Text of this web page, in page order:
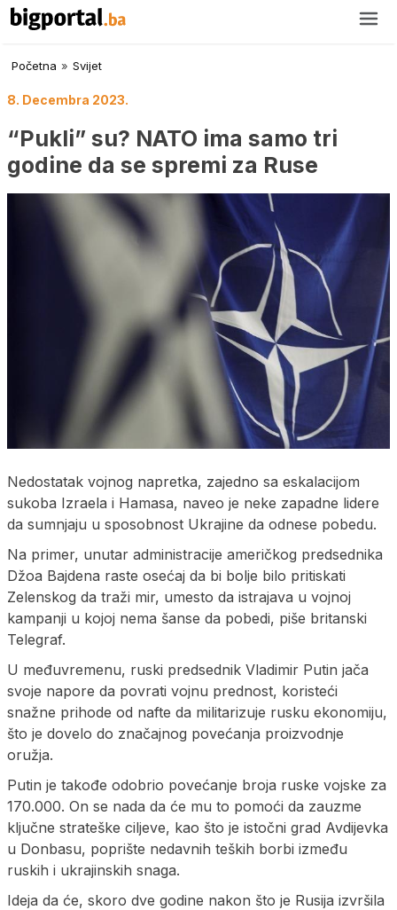
Početna » Svijet
8. Decembra 2023.
“Pukli” su? NATO ima samo tri
godine da se spremi za Ruse
Nedostatak vojnog napretka, zajedno sa eskalacijom
sukoba Izraela i Hamasa, naveo je neke zapadne lidere
da sumnjaju u sposobnost Ukrajine da odnese pobedu.
Na primer, unutar administracije američkog predsednika
Džoa Bajdena raste osećaj da bi bolje bilo pritiskati
Zelenskog da traži mir, umesto da istrajava u vojnoj
kampanji u kojoj nema šanse da pobedi, piše britanski
Telegraf.
U međuvremenu, ruski predsednik Vladimir Putin jača
svoje napore da povrati vojnu prednost, koristeći
snažne prihode od nafte da militarizuje rusku ekonomiju,
što je dovelo do značajnog povećanja proizvodnje
oružja.
Putin je takođe odobrio povećanje broja ruske vojske za
170.000. On se nada da će mu to pomoći da zauzme
ključne strateške ciljeve, kao što je istočni grad Avdijevka
u Donbasu, poprište nedavnih teških borbi između
ruskih i ukrajinskih snaga.
Ideja da će, skoro dve godine nakon što je Rusija izvršila